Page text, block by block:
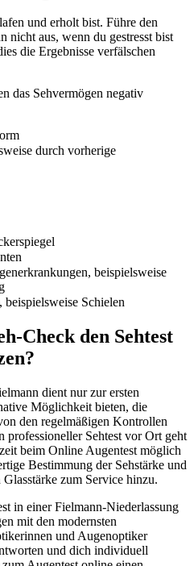
und erholt bist. Führe den
nicht aus, wenn du gestresst bist
die Ergebnisse verfälschen
das Sehvermögen negativ
durch vorherige
beispielsweise
Schielen
Check den Sehtest
dient nur zur ersten
Möglichkeit bieten, die
den regelmäßigen Kontrollen
Sehtest vor Ort geht
beim Online Augentest möglich
Bestimmung der Sehstärke und
zum Service hinzu.
in einer Fielmann-Niederlassung
mit den modernsten
und Augenoptiker
und dich individuell